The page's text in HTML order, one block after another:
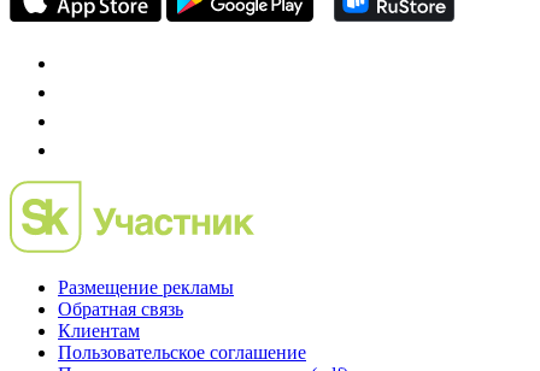
Размещение рекламы
Обратная связь
Клиентам
Пользовательское соглашение